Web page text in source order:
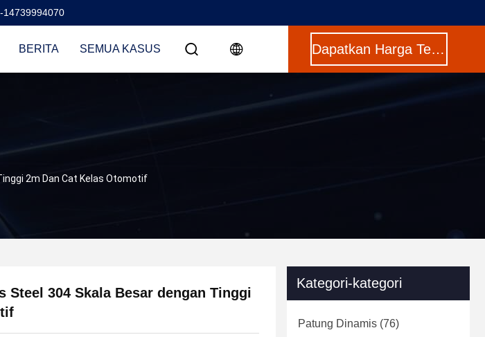
14739994070
BERITA SEMUA KASUS Dapatkan Harga Terbaik
2m Dan Cat Kelas Otomotif
Steel 304 Skala Besar dengan Tinggi
Kategori-kategori
Patung Dinamis (76)